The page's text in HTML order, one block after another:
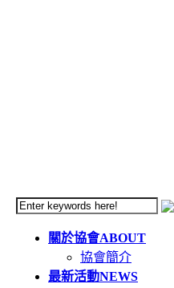
關於協會ABOUT
協會簡介
最新活動NEWS